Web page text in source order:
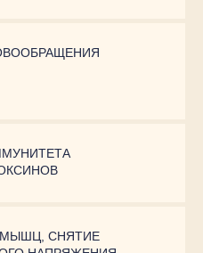
МЫШЦ, СНЯТИЕ